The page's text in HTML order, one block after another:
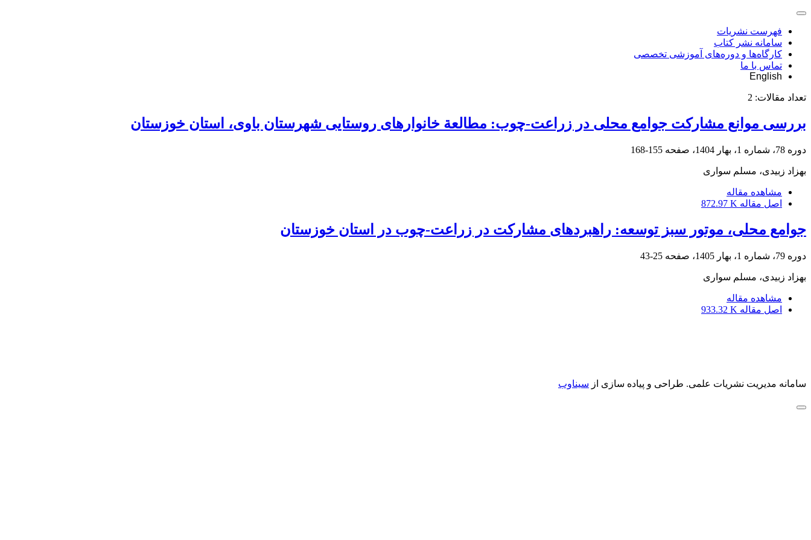
فهرست نشریات
سامانه نشر کتاب
کارگاه‌ها و دوره‌های آموزشی تخصصی
تماس با ما
English
تعداد مقالات: 2
بررسی موانع مشارکت جوامع محلی در زراعت-چوب: مطالعة خانوارهای روستایی شهرستان باوی، استان خوزستان
دوره 78، شماره 1، بهار 1404، صفحه 155-168
بهزاد زبیدی، مسلم سواری
مشاهده مقاله
اصل مقاله 872.97 K
جوامع محلی، موتور سبز توسعه: راهبردهای مشارکت در زراعت-چوب در استان خوزستان
دوره 79، شماره 1، بهار 1405، صفحه 25-43
بهزاد زبیدی، مسلم سواری
مشاهده مقاله
اصل مقاله 933.32 K
سامانه مدیریت نشریات علمی. طراحی و پیاده سازی از سیناوب